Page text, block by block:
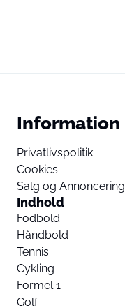
Information
Privatlivspolitik
Cookies
Salg og Annoncering
Indhold
Fodbold
Håndbold
Tennis
Cykling
Formel 1
Golf